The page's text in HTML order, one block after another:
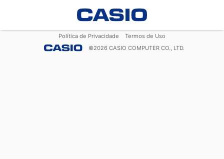
Política de Privacidade
Termos de Uso
©2026 CASIO COMPUTER CO., LTD.